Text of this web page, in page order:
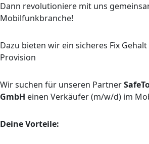
Dann revolutioniere mit uns
Mobilfunkbranche!
Dazu bieten wir ein sicheres Fix
Provision
Wir suchen für unseren Partner
GmbH einen Verkäufer (m/w/d) im
Deine Vorteile: